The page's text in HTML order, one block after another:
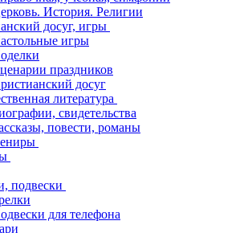
История. Религии
досуг, игры
игры
праздников
досуг
литература
свидетельства
повести, романы
подвески
для телефона